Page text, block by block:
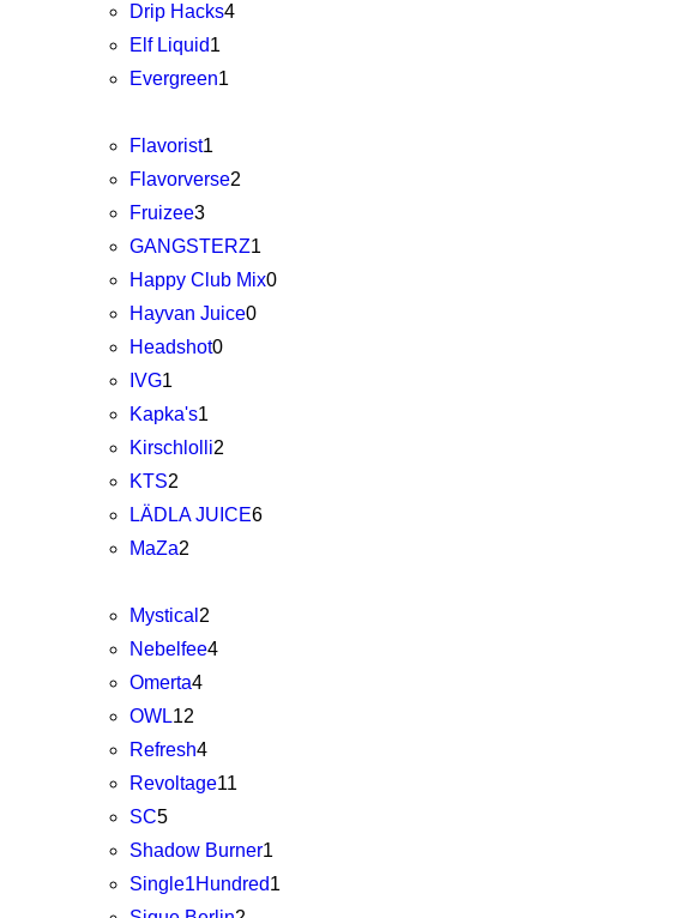
Drip Hacks4
Elf Liquid1
Evergreen1
Flavorist1
Flavorverse2
Fruizee3
GANGSTERZ1
Happy Club Mix0
Hayvan Juice0
Headshot0
IVG1
Kapka's1
Kirschlolli2
KTS2
LÄDLA JUICE6
MaZa2
Mystical 2
Nebelfee4
Omerta4
OWL12
Refresh4
Revoltage11
SC5
Shadow Burner1
Single1Hundred1